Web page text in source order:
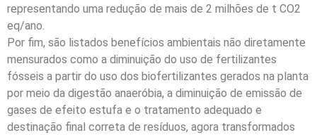
representando uma redução de mais de 2 milhões de t CO2
eq/ano.
Por fim, são listados benefícios ambientais não diretamente
mensurados como a diminuição do uso de fertilizantes
fósseis a partir do uso dos biofertilizantes gerados na planta
por meio da digestão anaeróbia, a diminuição de emissão de
gases de efeito estufa e o tratamento adequado e
destinação final correta de resíduos, agora transformados